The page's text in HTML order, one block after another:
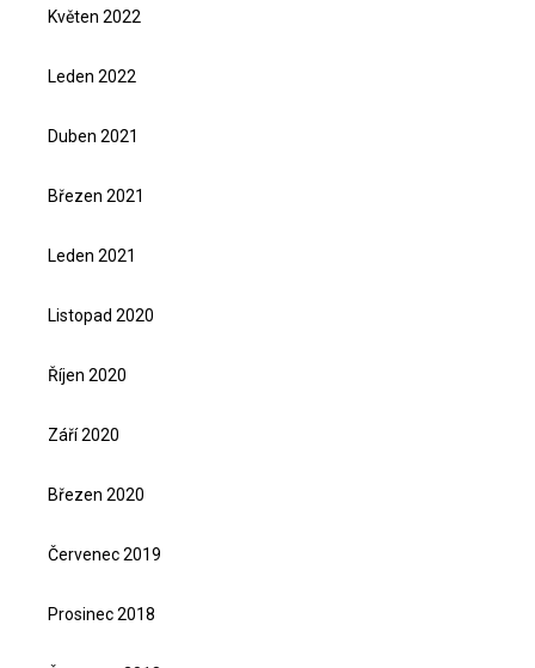
Květen 2022
Leden 2022
Duben 2021
Březen 2021
Leden 2021
Listopad 2020
Říjen 2020
Září 2020
Březen 2020
Červenec 2019
Prosinec 2018